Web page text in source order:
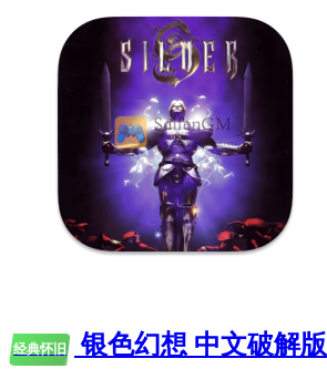
经典怀旧 银色幻想 中文破解版